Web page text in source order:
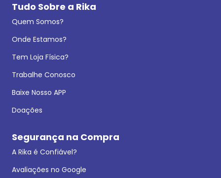
Tudo Sobre a Rika
Quem Somos?
Onde Estamos?
Tem Loja Física?
Trabalhe Conosco
Baixe Nosso APP
Doações
Segurança na Compra
A Rika é Confiável?
Avaliações no Google